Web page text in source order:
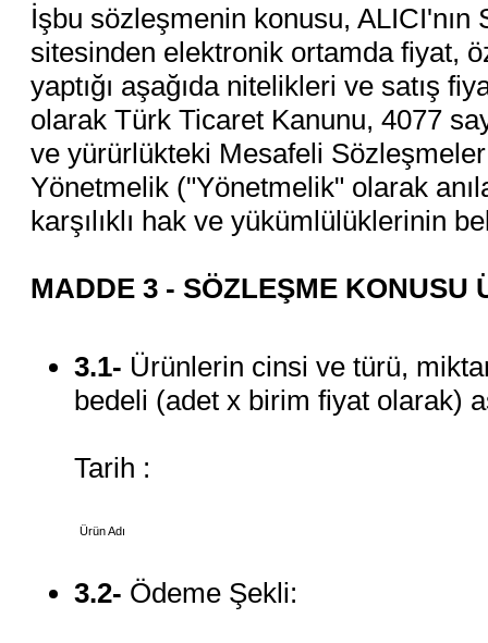
İşbu sözleşmenin konusu,
sitesinden elektronik ortamda fiyat,
yaptığı aşağıda nitelikleri ve satış
olarak Türk Ticaret Kanunu, 4077
ve yürürlükteki Mesafeli
Yönetmelik ("Yönetmelik" olarak
karşılıklı hak ve yükümlülüklerinin
MADDE 3 - SÖZLEŞME KONUSU
3.1- Ürünlerin cinsi ve türü,
bedeli (adet x birim fiyat olarak)
Tarih :
Ürün Adı
3.2- Ödeme Şekli: